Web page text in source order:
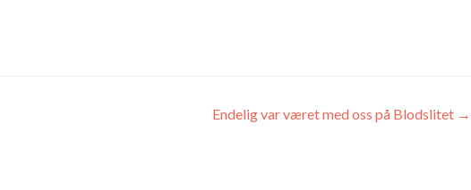
Endelig var været med oss på Blodslitet →